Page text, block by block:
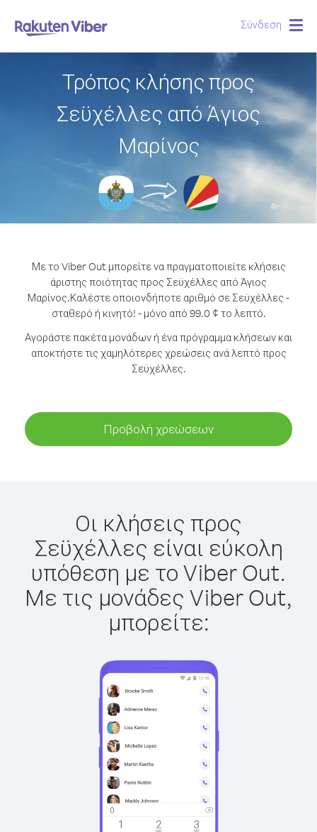
Σύνδεση
Τρόπος κλήσης προς
Σεϋχέλλες από Άγιος
Μαρίνος
Με το Viber Out μπορείτε να πραγματοποιείτε κλήσεις
άριστης ποιότητας προς Σεϋχέλλες από Άγιος
Μαρίνος.Καλέστε οποιονδήποτε αριθμό σε Σεϋχέλλες -
σταθερό ή κινητό! - μόνο από 99.0 ¢ το λεπτό.
Αγοράστε πακέτα μονάδων ή ένα πρόγραμμα κλήσεων και
αποκτήστε τις χαμηλότερες χρεώσεις ανά λεπτό προς
Σεϋχέλλες.
Προβολή χρεώσεων
Οι κλήσεις προς
Σεϋχέλλες είναι εύκολη
υπόθεση με το Viber Out.
Με τις μονάδες Viber Out,
μπορείτε: